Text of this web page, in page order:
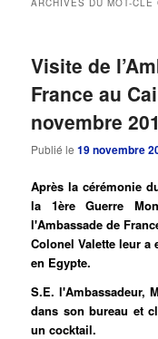
ARCHIVES DU MOT-CLÉ
Visite de
France au
novembre
Publié le19 novembre
Après la cérémonie
la 1ère Guerre
l'Ambassade de
Colonel Valette leur
en Egypte.
S.E. l'Ambassadeur,
dans son bureau et
un cocktail.